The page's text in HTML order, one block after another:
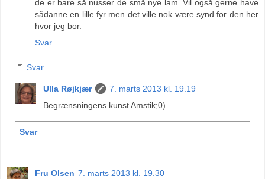
de er bare så nusser de små nye lam. Vil også gerne have
sådanne en lille fyr men det ville nok være synd for den her
hvor jeg bor.
Svar
Svar
Ulla Røjkjær
7. marts 2013 kl. 19.19
Begrænsningens kunst Amstik;0)
Svar
Fru Olsen 7. marts 2013 kl. 19.30